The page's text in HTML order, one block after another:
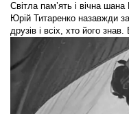
Світла пам’ять і вічна
Юрій Титаренко назавжди
друзів і всіх, хто його